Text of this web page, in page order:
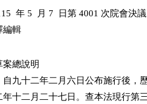
年 5  月 7  日第 4001 次院會決
編輯
案總說明
九十二年二月六日公布施行後，
十二月二十七日。查本法現行第